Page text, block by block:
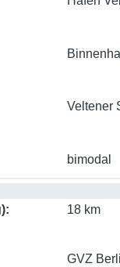
Veltener
bimodal
18 km
GVZ